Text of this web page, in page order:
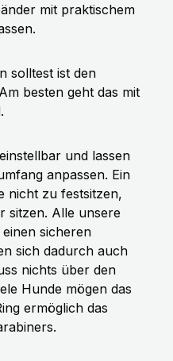
mit praktischem
solltest ist den
besten geht das mit
und lassen
anpassen. Ein
nicht zu festsitzen,
sitzen. Alle unsere
sicheren
sich dadurch auch
nichts über den
Hunde mögen das
ermöglich das